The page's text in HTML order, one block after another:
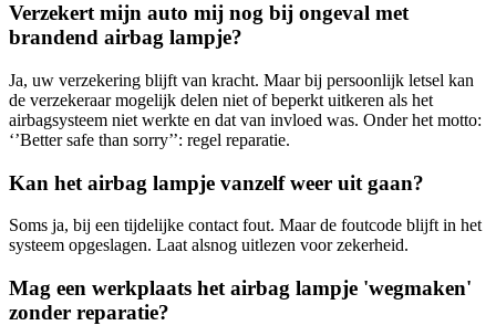
Verzekert mijn auto mij nog bij ongeval met
brandend airbag lampje?
Ja, uw verzekering blijft van kracht. Maar bij persoonlijk letsel kan
de verzekeraar mogelijk delen niet of beperkt uitkeren als het
airbagsysteem niet werkte en dat van invloed was. Onder het motto:
‘’Better safe than sorry’’: regel reparatie.
Kan het airbag lampje vanzelf weer uit gaan?
Soms ja, bij een tijdelijke contact fout. Maar de foutcode blijft in het
systeem opgeslagen. Laat alsnog uitlezen voor zekerheid.
Mag een werkplaats het airbag lampje 'wegmaken'
zonder reparatie?